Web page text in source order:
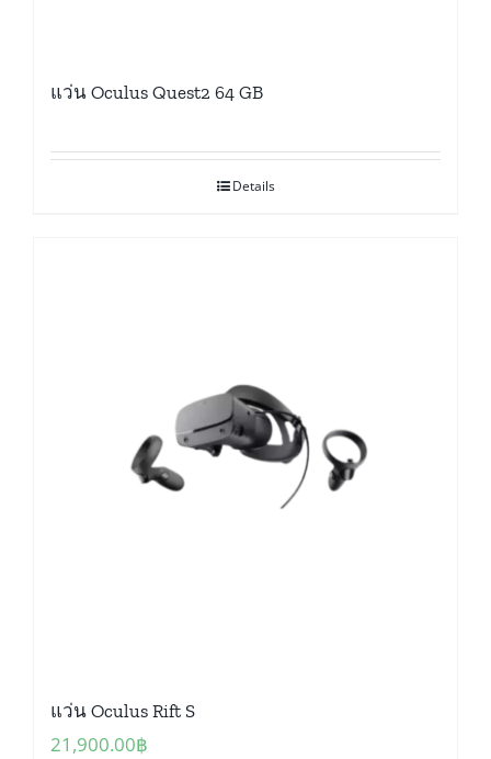
แว่น Oculus Quest2 64 GB
Details
แว่น Oculus Rift S
21,900.00฿